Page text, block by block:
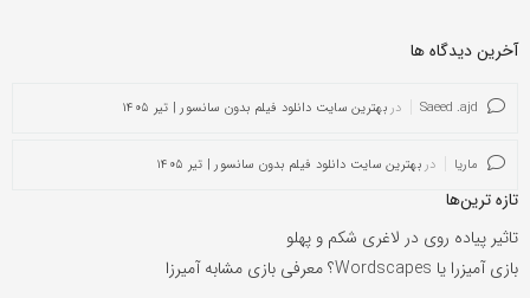
آخرین دیدگاه ها
Saeed .ajd دربهترین سایت دانلود فیلم بدون سانسور | تیر ۱۴۰۵
ماریا دربهترین سایت دانلود فیلم بدون سانسور | تیر ۱۴۰۵
تازه ترین‌ها
تاثیر پیاده روی در لاغری شکم و پهلو
بازی آمیزرا یا Wordscapes؟ معرفی بازی مشابه آمیرزا